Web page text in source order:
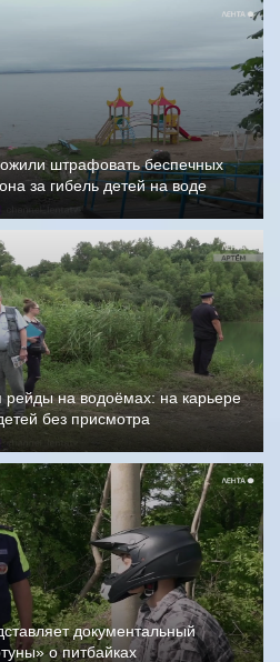
штрафовать беспечных
за гибель детей на воде
на водоёмах: на карьере
без присмотра
документальный
о питбайках